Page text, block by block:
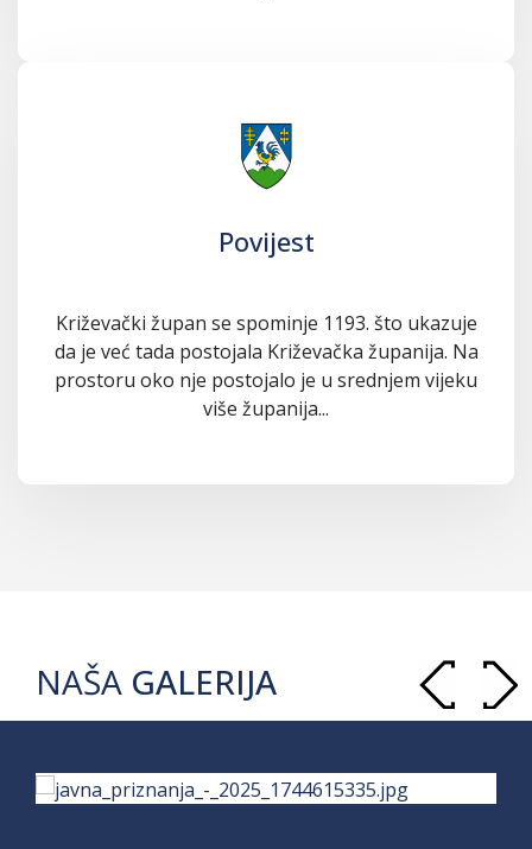
Povijest
Križevački župan se spominje 1193. što ukazuje
da je već tada postojala Križevačka županija. Na
prostoru oko nje postojalo je u srednjem vijeku
više županija...
NAŠA GALERIJA